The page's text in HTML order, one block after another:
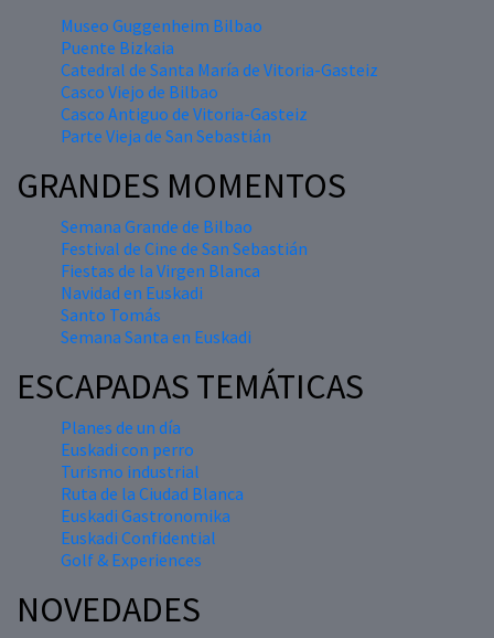
Museo Guggenheim Bilbao
Puente Bizkaia
Catedral de Santa María de Vitoria-Gasteiz
Casco Viejo de Bilbao
Casco Antiguo de Vitoria-Gasteiz
Parte Vieja de San Sebastián
GRANDES MOMENTOS
Semana Grande de Bilbao
Festival de Cine de San Sebastián
Fiestas de la Virgen Blanca
Navidad en Euskadi
Santo Tomás
Semana Santa en Euskadi
ESCAPADAS TEMÁTICAS
Planes de un día
Euskadi con perro
Turismo industrial
Ruta de la Ciudad Blanca
Euskadi Gastronomika
Euskadi Confidential
Golf & Experiences
NOVEDADES